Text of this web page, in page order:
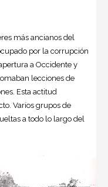
más ancianos del
por la corrupción
a Occidente y
lecciones de
Esta actitud
Varios grupos de
a todo lo largo del